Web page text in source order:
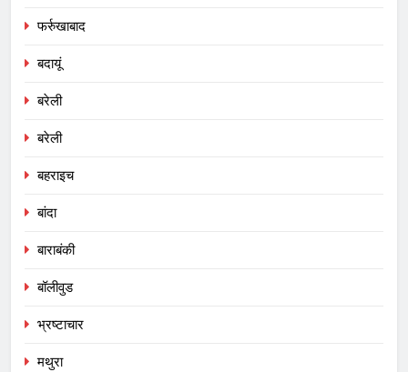
फर्रुखाबाद
बदायूं
बरेली
बरेली
बहराइच
बांदा
बाराबंकी
बॉलीवुड
भ्रष्टाचार
मथुरा